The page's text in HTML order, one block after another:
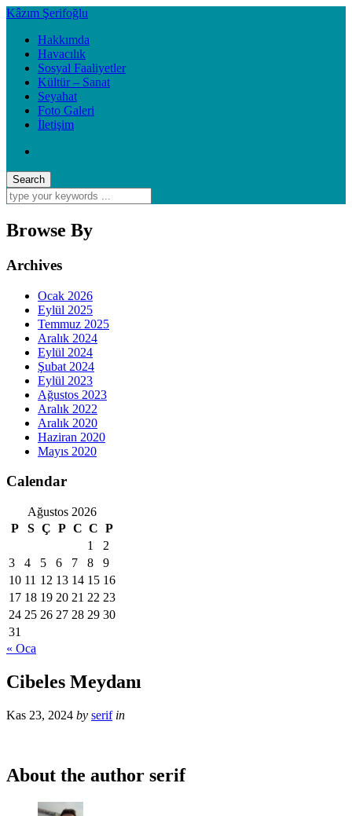
Kâzım Şerifoğlu
Hakkımda
Havacılık
Sosyal Faaliyetler
Kültür – Sanat
Seyahat
Foto Galeri
İletişim
Browse By
Archives
Ocak 2026
Eylül 2025
Temmuz 2025
Aralık 2024
Eylül 2024
Şubat 2024
Eylül 2023
Ağustos 2023
Aralık 2022
Aralık 2020
Haziran 2020
Mayıs 2020
Calendar
Ağustos 2026
P
S Ç P C C P
1
2
3
4 5 6 7 8
9
10 11 12 13 14 15 16
17 18 19 20 21 22 23
24 25 26 27 28 29 30
31
« Oca
Cibeles Meydanı
Kas 23, 2024 by serif in
About the author serif